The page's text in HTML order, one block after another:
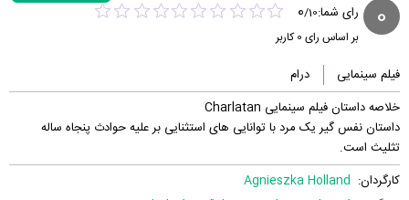
0 رای شما: 0/10
بر اساس رای 0کاربر
فیلم سینمایی
درام
خلاصه داستان فیلم سینمایی Charlatan
داستان نفس گیر یک مرد با توانایی های استثنایی بر علیه حوادث پنجاه ساله
تثلیث است.
کارگردان: Agnieszka Holland